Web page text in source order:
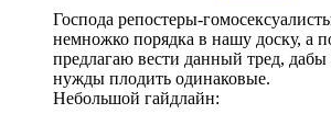
Господа репостеры-
немножко порядка в нашу доску, а
предлагаю вести данный тред,
нужды плодить одинаковые.
Небольшой гайдлайн: